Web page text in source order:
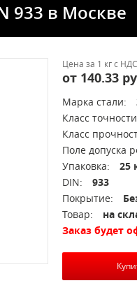
933 в Москве
Цена за 1 кг с
от 140.33
Марка стали:
Класс
Класс
Поле допуска
Упаковка:
25
DIN:
933
Покрытие:
Товар:
на
Заказ будет